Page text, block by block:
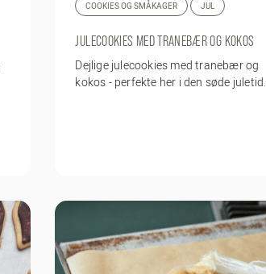
COOKIES OG SMÅKAGER JUL
JULECOOKIES MED TRANEBÆR OG KOKOS
Dejlige julecookies med tranebær og
kokos - perfekte her i den søde juletid.